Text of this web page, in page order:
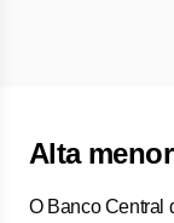
Alta
O Banco Central